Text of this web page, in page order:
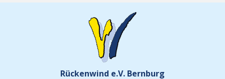
Rückenwind e.V. Bernburg